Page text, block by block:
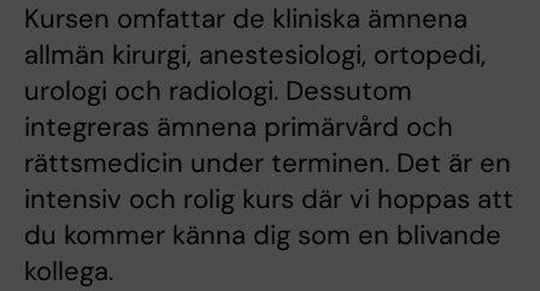
Kursen omfattar de kliniska ämnena
allmän kirurgi, anestesiologi, ortopedi,
urologi och radiologi. Dessutom
integreras ämnena primärvård och
rättsmedicin under terminen. Det är en
intensiv och rolig kurs där vi hoppas att
du kommer känna dig som en blivande
kollega.